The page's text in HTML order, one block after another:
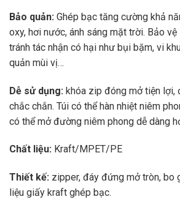
Bảo quản: Ghép bạc tăng cường khả
oxy, hơi nước, ánh sáng mặt trời. Bảo
tránh tác nhận có hại như bụi bặm, vi
quản mùi vị…
Dễ sử dụng: khóa zip đóng mở tiện lợi,
chắc chắn. Túi có thể hàn nhiệt niêm
có thể mở đường niêm phong dễ dàng
Chất liệu: Kraft/MPET/PE
Thiết kế: zipper, đáy đứng mở tròn, bo
liệu giấy kraft ghép bạc.